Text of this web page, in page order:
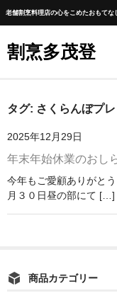
老舗割烹料理店の心をこめたおもてな
割烹多茂登
お部屋
お品書き
テイクアウト
アクセス・お問合せ
タグ: さくらんぼプ
2025年12月29日
年末年始休業のおし
今年もご愛顧ありがと
月３０日昼の部にて […]
商品カテゴリー